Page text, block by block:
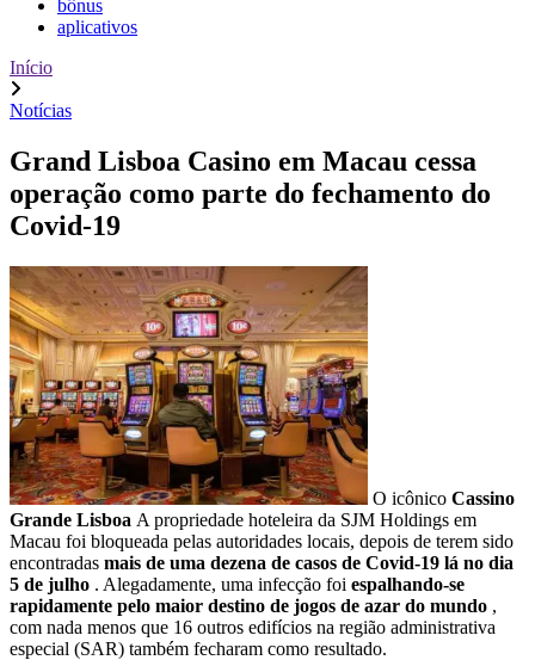
bônus
aplicativos
Início
Notícias
Grand Lisboa Casino em Macau cessa
operação como parte do fechamento do
Covid-19
O icônico Cassino
Grande Lisboa A propriedade hoteleira da SJM Holdings em
Macau foi bloqueada pelas autoridades locais, depois de terem sido
encontradas mais de uma dezena de casos de Covid-19 lá no dia
5 de julho . Alegadamente, uma infecção foi espalhando-se
rapidamente pelo maior destino de jogos de azar do mundo ,
com nada menos que 16 outros edifícios na região administrativa
especial (SAR) também fecharam como resultado.